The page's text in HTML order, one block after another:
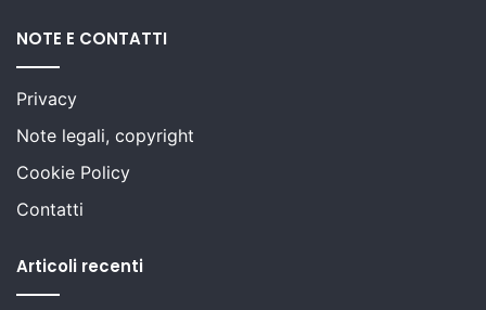
NOTE E CONTATTI
Privacy
Note legali, copyright
Cookie Policy
Contatti
Articoli recenti